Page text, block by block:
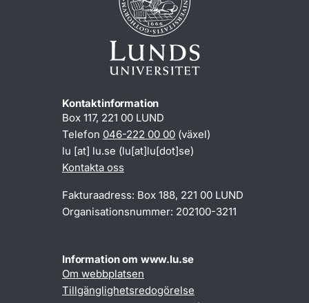
Kontaktinformation
Box 117, 221 00 LUND
Telefon 046-222 00 00 (växel)
lu [at] lu.se (lu[at]lu[dot]se)
Kontakta oss
Fakturaadress: Box 188, 221 00 LUND
Organisationsnummer: 202100-3211
Information om www.lu.se
Om webbplatsen
Tillgänglighetsredogörelse